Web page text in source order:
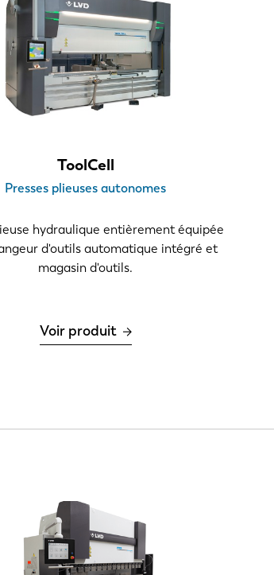
ToolCell
Presses plieuses autonomes
hydraulique entièrement équipée
d'outils automatique intégré et
magasin d'outils.
Voir produit